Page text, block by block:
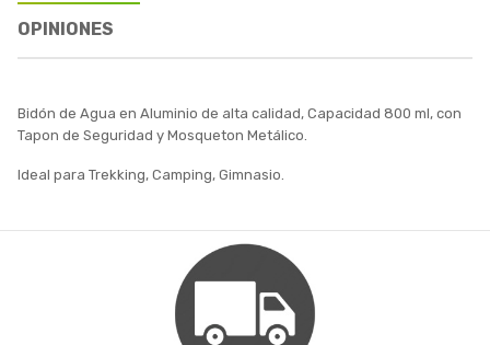
OPINIONES
Bidón de Agua en Aluminio de alta calidad, Capacidad 800 ml, con
Tapon de Seguridad y Mosqueton Metálico.
Ideal para Trekking, Camping, Gimnasio.